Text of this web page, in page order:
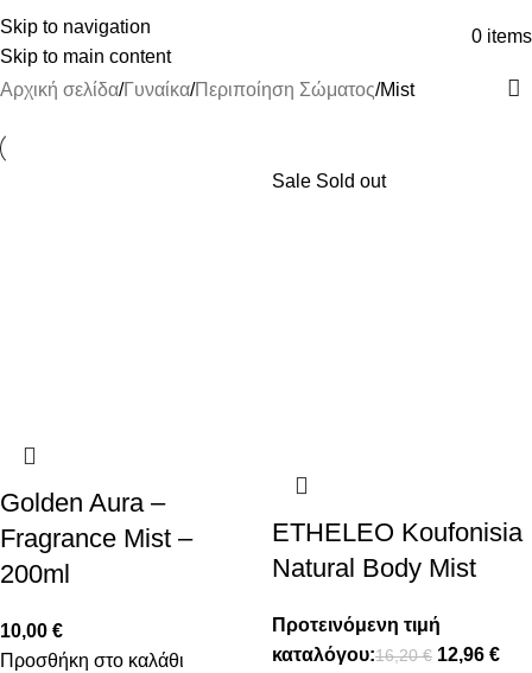
Skip to navigation
Skip to main content
ΔΩΡΕΑΝ ΜΕΤΑΦΟΡΙΚΑ ΑΝΩ ΤΩΝ 45€
0 items
Αρχική σελίδα Γυναίκα Περιποίηση Σώματος Mist
Golden Aura –
Fragrance Mist –
200ml
10,00 €
Προσθήκη στο καλάθι
Sale Sold out
ETHELEO Koufonisia
Natural Body Mist
Προτεινόμενη τιμή
καταλόγου:16,20€ 12,96 €